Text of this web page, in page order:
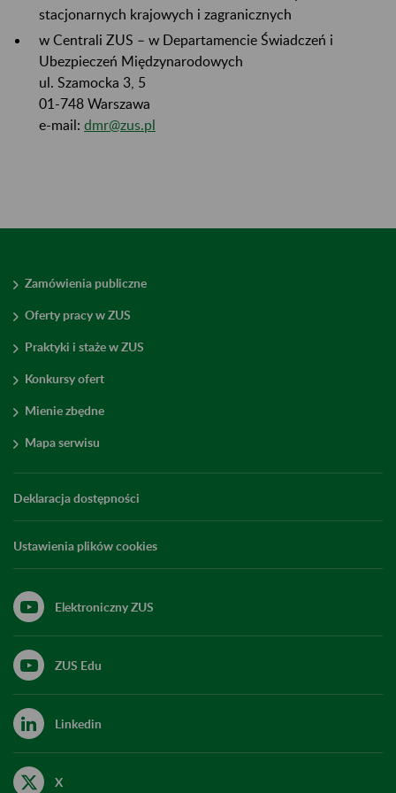
stacjonarnych krajowych i zagranicznych
w Centrali ZUS – w Departamencie Świadczeń i
Ubezpieczeń Międzynarodowych
ul. Szamocka 3, 5
01-748 Warszawa
e-mail: dmr@zus.pl
Zamówienia publiczne
Oferty pracy w ZUS
Praktyki i staże w ZUS
Konkursy ofert
Mienie zbędne
Mapa serwisu
Deklaracja dostępności
Ustawienia plików cookies
Elektroniczny ZUS
ZUS Edu
Linkedin
X